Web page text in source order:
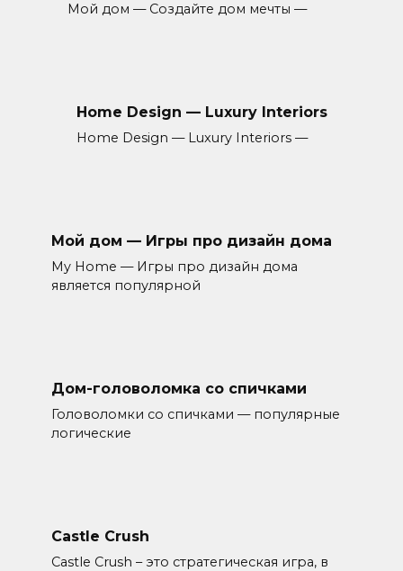
Мой дом — Создайте дом мечты —
Home Design — Luxury Interiors
Home Design — Luxury Interiors —
Мой дом — Игры про дизайн дома
My Home — Игры про дизайн дома
является популярной
Дом-головоломка со спичками
Головоломки со спичками — популярные
логические
Castle Crush
Castle Crush – это стратегическая игра, в